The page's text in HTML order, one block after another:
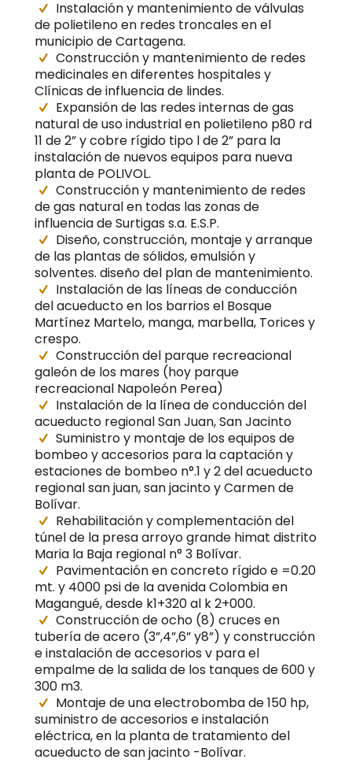
Instalación y mantenimiento de válvulas
de polietileno en redes troncales en el
municipio de Cartagena.
Construcción y mantenimiento de redes
medicinales en diferentes hospitales y
Clínicas de influencia de lindes.
Expansión de las redes internas de gas
natural de uso industrial en polietileno p80 rd
11 de 2” y cobre rígido tipo l de 2” para la
instalación de nuevos equipos para nueva
planta de POLIVOL.
Construcción y mantenimiento de redes
de gas natural en todas las zonas de
influencia de Surtigas s.a. E.S.P.
Diseño, construcción, montaje y arranque
de las plantas de sólidos, emulsión y
solventes. diseño del plan de mantenimiento.
Instalación de las líneas de conducción
del acueducto en los barrios el Bosque
Martínez Martelo, manga, marbella, Torices y
crespo.
Construcción del parque recreacional
galeón de los mares (hoy parque
recreacional Napoleón Perea)
Instalación de la línea de conducción del
acueducto regional San Juan, San Jacinto
Suministro y montaje de los equipos de
bombeo y accesorios para la captación y
estaciones de bombeo n°.1 y 2 del acueducto
regional san juan, san jacinto y Carmen de
Bolívar.
Rehabilitación y complementación del
túnel de la presa arroyo grande himat distrito
Maria la Baja regional n° 3 Bolívar.
Pavimentación en concreto rígido e =0.20
mt. y 4000 psi de la avenida Colombia en
Magangué, desde k1+320 al k 2+000.
Construcción de ocho (8) cruces en
tubería de acero (3”,4”,6” y8”) y construcción
e instalación de accesorios v para el
empalme de la salida de los tanques de 600 y
300 m3.
Montaje de una electrobomba de 150 hp,
suministro de accesorios e instalación
eléctrica, en la planta de tratamiento del
acueducto de san jacinto -Bolívar.